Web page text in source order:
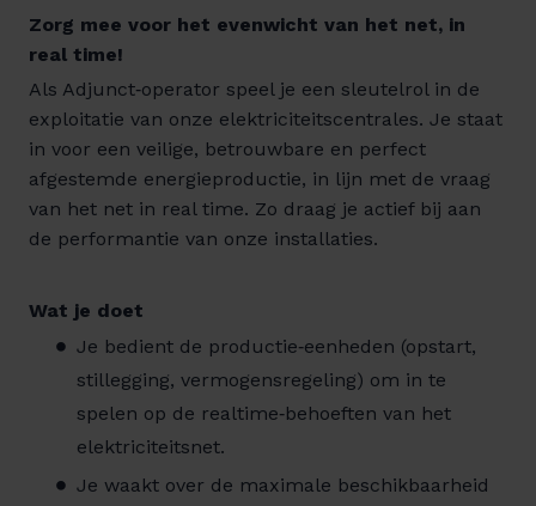
Zorg mee voor het evenwicht van het net, in
real time!
Als Adjunct‑operator speel je een sleutelrol in de
exploitatie van onze elektriciteitscentrales. Je staat
in voor een veilige, betrouwbare en perfect
afgestemde energieproductie, in lijn met de vraag
van het net in real time. Zo draag je actief bij aan
de performantie van onze installaties.
Wat je doet
Je bedient de productie‑eenheden (opstart,
stillegging, vermogensregeling) om in te
spelen op de realtime‑behoeften van het
elektriciteitsnet.
Je waakt over de maximale beschikbaarheid